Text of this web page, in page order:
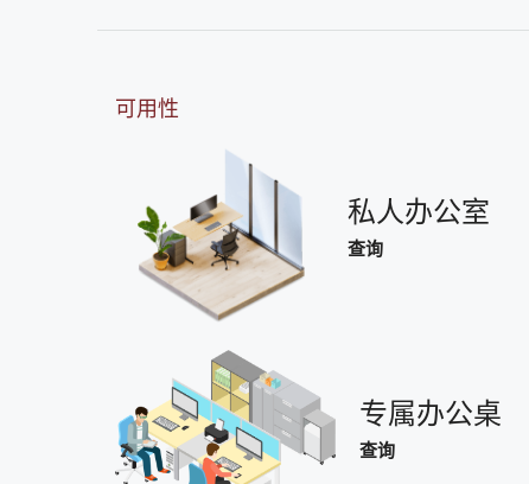
可用性
私人办公室
查询
专属办公桌
查询